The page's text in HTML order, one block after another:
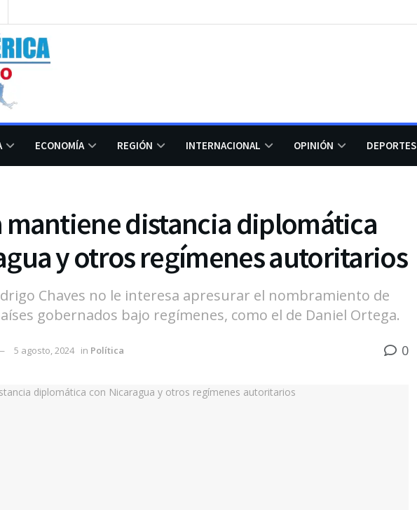
ECONOMÍA REGIÓN INTERNACIONAL OPINIÓN DEPORTES
mantiene distancia diplomática
y otros regímenes autoritarios
Chaves no le interesa apresurar el nombramiento de
gobernados bajo regímenes, como el de Daniel Ortega.
5 agosto, 2024 in Política 0